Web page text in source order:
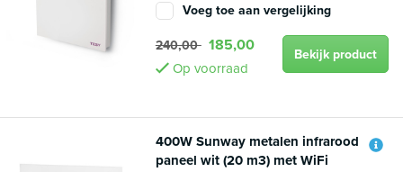
Voeg toe aan vergelijking
240,00 185,00
Op voorraad
Bekijk product
400W Sunway metalen infrarood
paneel wit (20 m3) met WiFi